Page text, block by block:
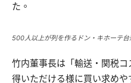
た。
500人以上が列を作るドン・キホーテ台
竹内董事長は「輸送・関税
得いただける様に買い求め